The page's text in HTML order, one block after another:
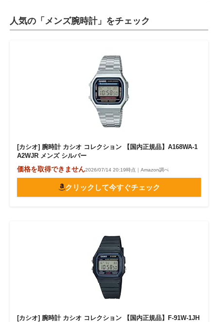
人気の「メンズ腕時計」をチェック
[カシオ] 腕時計 カシオ コレクション 【国内正規品】A168WA-1
A2WJR メンズ シルバー
価格を取得できません2026/07/14 20:19時点｜Amazon調べ
クリックして今すぐチェック
[カシオ] 腕時計 カシオ コレクション 【国内正規品】F-91W-1JH